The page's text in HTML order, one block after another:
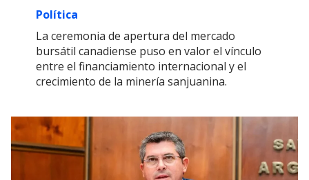
Política
La ceremonia de apertura del mercado
bursátil canadiense puso en valor el vínculo
entre el financiamiento internacional y el
crecimiento de la minería sanjuanina.